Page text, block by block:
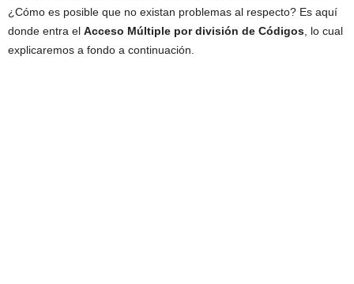
¿Cómo es posible que no existan problemas al respecto? Es aquí
donde entra el Acceso Múltiple por división de Códigos , lo cual
explicaremos a fondo a continuación.